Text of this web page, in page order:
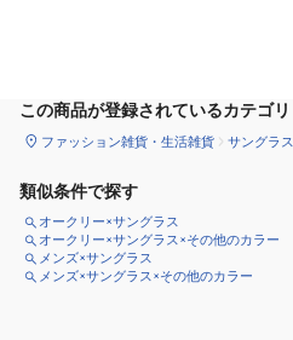
この商品が登録されているカテゴリ
ファッション雑貨・生活雑貨 サングラス
類似条件で探す
オークリー×サングラス
オークリー×サングラス×その他のカラー
メンズ×サングラス
メンズ×サングラス×その他のカラー